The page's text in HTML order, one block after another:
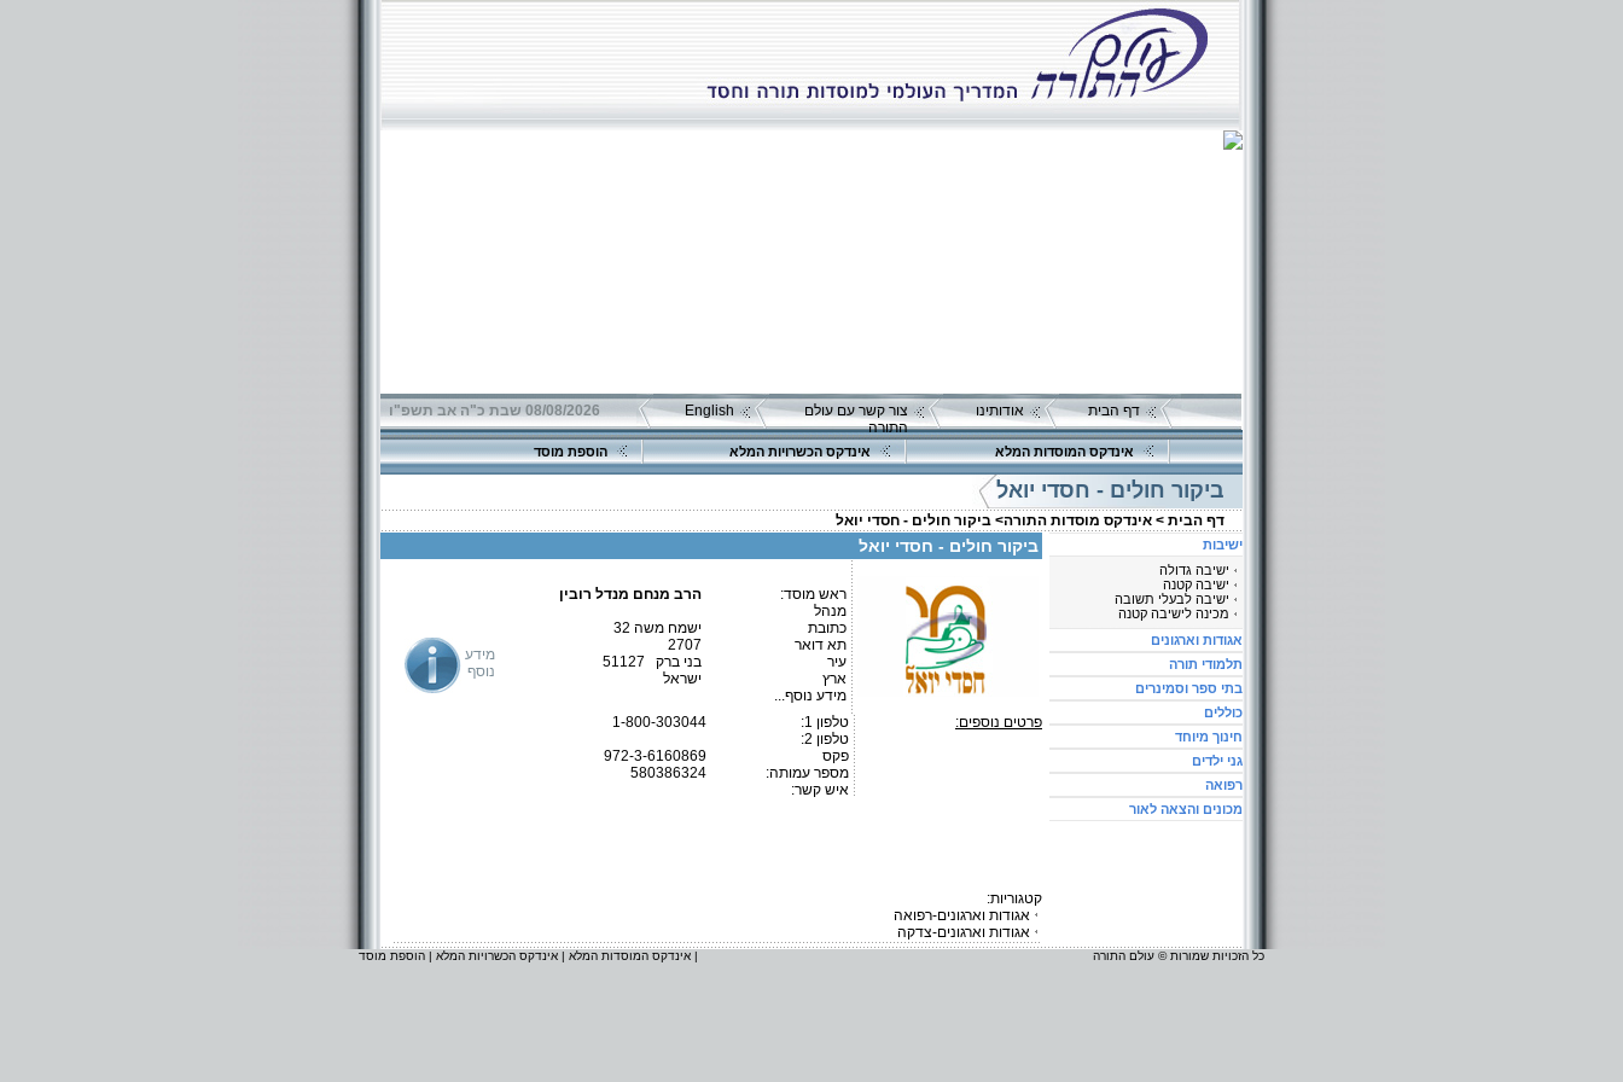
דף הבית אודותינו
צור קשר עם עולם
התורה
English 08/08/2026 שבת כ"ה אב תשפ"ו
אינדקס המוסדות המלא אינדקס הכשרויות המלא הוספת מוסד
ביקור חולים - חסדי יואל
דף הבית > אינדקס מוסדות התורה> ביקור חולים - חסדי יואל
ביקור חולים - חסדי יואל
ראש מוסד:
הרב מנחם מנדל רובין
מנהל
כתובת
ישמח משה 32
תא דואר
2707
עיר
בני ברק 51127
ארץ
ישראל
מידע נוסף...
מידע
נוסף
פרטים נוספים:
טלפון 1:
טלפון 2:
פקס
מספר עמותה:
איש קשר:
1-800-303044
972-3-6160869
580386324
קטגוריות:
אגודות וארגונים-רפואה
אגודות וארגונים-צדקה
ישיבות
ישיבה גדולה
ישיבה קטנה
ישיבה לבעלי תשובה
מכינה לישיבה קטנה
אגודות וארגונים
תלמודי תורה
בתי ספר וסמינרים
כוללים
חינוך מיוחד
גני ילדים
רפואה
מכונים והצאה לאור
כל הזכויות שמורות © עולם התורה אינדקס המוסדות המלא | אינדקס הכשרויות המלא | הוספת מוסד |